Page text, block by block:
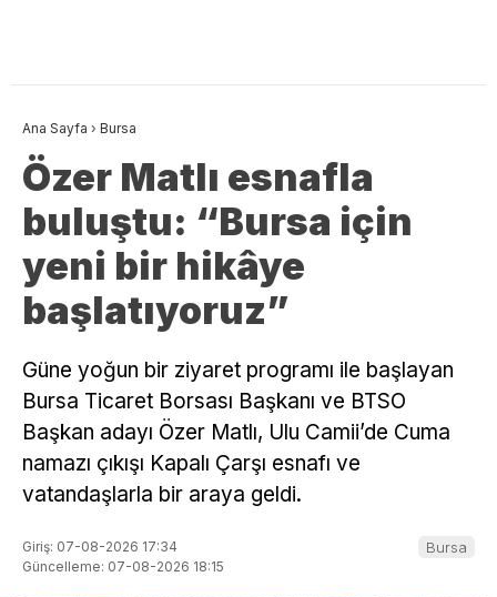
Ana Sayfa › Bursa
Özer Matlı esnafla
buluştu: “Bursa için
yeni bir hikâye
başlatıyoruz”
​Güne yoğun bir ziyaret programı ile başlayan
Bursa Ticaret Borsası Başkanı ve BTSO
Başkan adayı Özer Matlı, Ulu Camii’de Cuma
namazı çıkışı Kapalı Çarşı esnafı ve
vatandaşlarla bir araya geldi.
Giriş: 07-08-2026 17:34
Güncelleme: 07-08-2026 18:15
Bursa